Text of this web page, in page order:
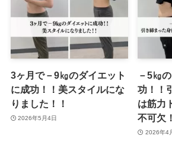
3ヶ月で－9㎏のダイエット
に成功！！美スタイルにな
りました！！
2026年5月4日
－5㎏
功！！
は筋力
不可欠
2026年4